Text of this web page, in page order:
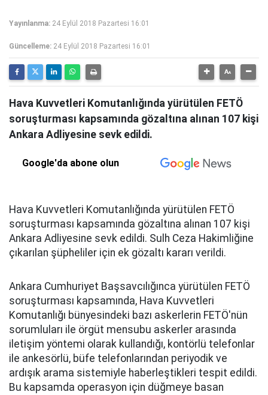
Yayınlanma: 24 Eylül 2018 Pazartesi 16:01
Güncelleme: 24 Eylül 2018 Pazartesi 16:01
Hava Kuvvetleri Komutanlığında yürütülen FETÖ
soruşturması kapsamında gözaltına alınan 107 kişi
Ankara Adliyesine sevk edildi.
Google'da abone olun
Hava Kuvvetleri Komutanlığında yürütülen FETÖ
soruşturması kapsamında gözaltına alınan 107 kişi
Ankara Adliyesine sevk edildi. Sulh Ceza Hakimliğine
çıkarılan şüpheliler için ek gözaltı kararı verildi.
Ankara Cumhuriyet Başsavcılığınca yürütülen FETÖ
soruşturması kapsamında, Hava Kuvvetleri
Komutanlığı bünyesindeki bazı askerlerin FETÖ'nün
sorumluları ile örgüt mensubu askerler arasında
iletişim yöntemi olarak kullandığı, kontörlü telefonlar
ile ankesörlü, büfe telefonlarından periyodik ve
ardışık arama sistemiyle haberleştikleri tespit edildi.
Bu kapsamda operasyon için düğmeye basan